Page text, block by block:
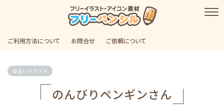
ご利用方法について お問合せ ご依頼について
ゆるいイラスト
のんびりペンギンさん